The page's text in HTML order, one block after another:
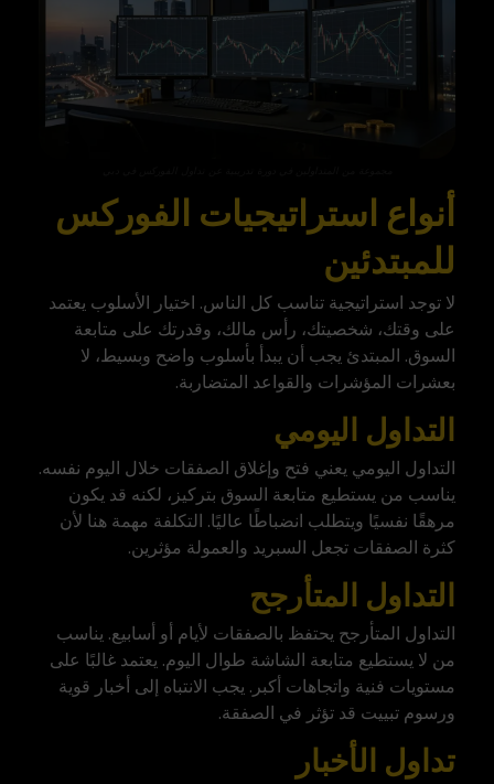
أنواع استراتيجيات الفوركس
للمبتدئين
لا توجد استراتيجية تناسب كل الناس. اختيار الأسلوب يعتمد
على وقتك، شخصيتك، رأس مالك، وقدرتك على متابعة
السوق. المبتدئ يجب أن يبدأ بأسلوب واضح وبسيط، لا
بعشرات المؤشرات والقواعد المتضاربة.
التداول اليومي
التداول اليومي يعني فتح وإغلاق الصفقات خلال اليوم نفسه.
يناسب من يستطيع متابعة السوق بتركيز، لكنه قد يكون
مرهقًا نفسيًا ويتطلب انضباطًا عاليًا. التكلفة مهمة هنا لأن
كثرة الصفقات تجعل السبريد والعمولة مؤثرين.
التداول المتأرجح
التداول المتأرجح يحتفظ بالصفقات لأيام أو أسابيع. يناسب
من لا يستطيع متابعة الشاشة طوال اليوم. يعتمد غالبًا على
مستويات فنية واتجاهات أكبر. يجب الانتباه إلى أخبار قوية
ورسوم تبييت قد تؤثر في الصفقة.
تداول الأخبار